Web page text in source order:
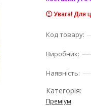
Увага! Для
Код товару:
Виробник:
Наявність:
Категорія:
Преміум